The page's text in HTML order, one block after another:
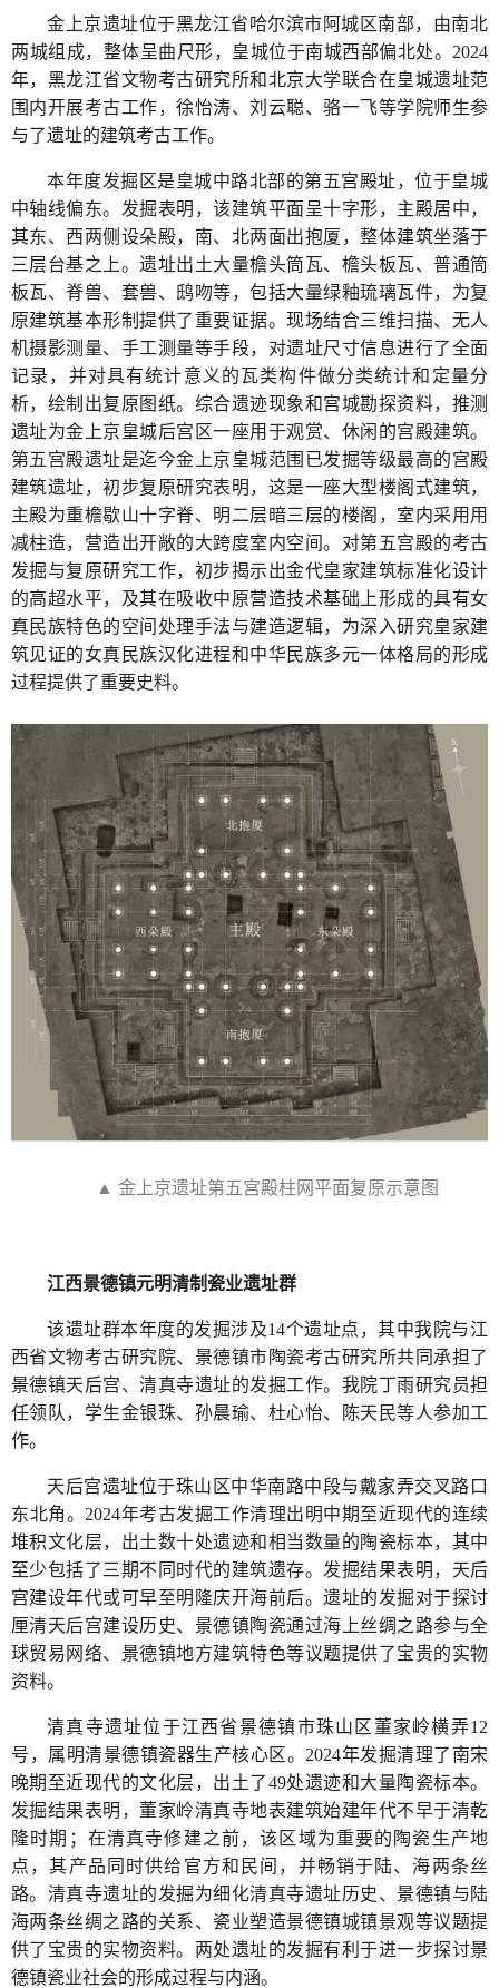
金上京遗址位于黑龙江省哈尔滨市阿城区南部，由南北
两城组成，整体呈曲尺形，皇城位于南城西部偏北处。2024
年，黑龙江省文物考古研究所和北京大学联合在皇城遗址范
围内开展考古工作，徐怡涛、刘云聪、骆一飞等学院师生参
与了遗址的建筑考古工作。
本年度发掘区是皇城中路北部的第五宫殿址，位于皇城
中轴线偏东。发掘表明，该建筑平面呈十字形，主殿居中，
其东、西两侧设朵殿，南、北两面出抱厦，整体建筑坐落于
三层台基之上。遗址出土大量檐头筒瓦、檐头板瓦、普通筒
板瓦、脊兽、套兽、鸱吻等，包括大量绿釉琉璃瓦件，为复
原建筑基本形制提供了重要证据。现场结合三维扫描、无人
机摄影测量、手工测量等手段，对遗址尺寸信息进行了全面
记录，并对具有统计意义的瓦类构件做分类统计和定量分
析，绘制出复原图纸。综合遗迹现象和宫城勘探资料，推测
遗址为金上京皇城后宫区一座用于观赏、休闲的宫殿建筑。
第五宫殿遗址是迄今金上京皇城范围已发掘等级最高的宫殿
建筑遗址，初步复原研究表明，这是一座大型楼阁式建筑，
主殿为重檐歇山十字脊、明二层暗三层的楼阁，室内采用用
减柱造，营造出开敞的大跨度室内空间。对第五宫殿的考古
发掘与复原研究工作，初步揭示出金代皇家建筑标准化设计
的高超水平，及其在吸收中原营造技术基础上形成的具有女
真民族特色的空间处理手法与建造逻辑，为深入研究皇家建
筑见证的女真民族汉化进程和中华民族多元一体格局的形成
过程提供了重要史料。
▲ 金上京遗址第五宫殿柱网平面复原示意图
江西景德镇元明清制瓷业遗址群
该遗址群本年度的发掘涉及14个遗址点，其中我院与江
西省文物考古研究院、景德镇市陶瓷考古研究所共同承担了
景德镇天后宫、清真寺遗址的发掘工作。我院丁雨研究员担
任领队，学生金银珠、孙晨瑜、杜心怡、陈天民等人参加工
作。
天后宫遗址位于珠山区中华南路中段与戴家弄交叉路口
东北角。2024年考古发掘工作清理出明中期至近现代的连续
堆积文化层，出土数十处遗迹和相当数量的陶瓷标本，其中
至少包括了三期不同时代的建筑遗存。发掘结果表明，天后
宫建设年代或可早至明隆庆开海前后。遗址的发掘对于探讨
厘清天后宫建设历史、景德镇陶瓷通过海上丝绸之路参与全
球贸易网络、景德镇地方建筑特色等议题提供了宝贵的实物
资料。
清真寺遗址位于江西省景德镇市珠山区董家岭横弄12
号，属明清景德镇瓷器生产核心区。2024年发掘清理了南宋
晚期至近现代的文化层，出土了49处遗迹和大量陶瓷标本。
发掘结果表明，董家岭清真寺地表建筑始建年代不早于清乾
隆时期；在清真寺修建之前，该区域为重要的陶瓷生产地
点，其产品同时供给官方和民间，并畅销于陆、海两条丝
路。清真寺遗址的发掘为细化清真寺遗址历史、景德镇与陆
海两条丝绸之路的关系、瓷业塑造景德镇城镇景观等议题提
供了宝贵的实物资料。两处遗址的发掘有利于进一步探讨景
德镇瓷业社会的形成过程与内涵。